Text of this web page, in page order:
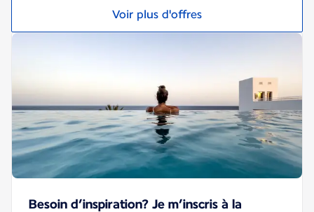
Voir plus d'offres
Besoin d’inspiration? Je m’inscris à la